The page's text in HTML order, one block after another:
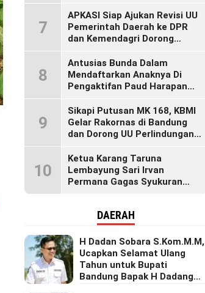
Menyalakan Semangat
Generasi Muda
7
APKASI Siap Ajukan Revisi UU
Pemerintah Daerah ke DPR
dan Kemendagri Dorong
Daerah
8
Antusias Bunda Dalam
Mendaftarkan Anaknya Di
Pengaktifan Paud Harapan
9
Sikapi Putusan MK 168, KBMI
Gelar Rakornas di Bandung
dan Dorong UU Perlindungan
10
Ketua Karang Taruna
Lembayung Sari Irvan
Permana Gagas Syukuran
Kebersamaan.
DAERAH
H Dadan Sobara S.Kom.M.M,
Ucapkan Selamat Ulang
Tahun untuk Bupati
Bandung Bapak H Dadang